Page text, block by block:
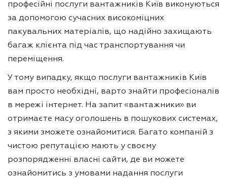
професійні послуги вантажників Київ виконуються
за допомогою сучасних високоміцних
пакувальних матеріалів, що надійно захищають
багаж клієнта під час транспортування чи
переміщення.
У тому випадку, якщо послуги вантажників Київ
вам просто необхідні, варто знайти професіоналів
в мережі інтернет. На запит «вантажники» ви
отримаєте масу оголошень в пошукових системах,
з якими зможете ознайомитися. Багато компаній з
чистою репутацією мають у своєму
розпорядженні власні сайти, де ви можете
ознайомитись з умовами надання послуги